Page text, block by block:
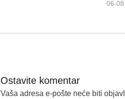
Ostavite komentar
Vaša adresa e-pošte neće biti